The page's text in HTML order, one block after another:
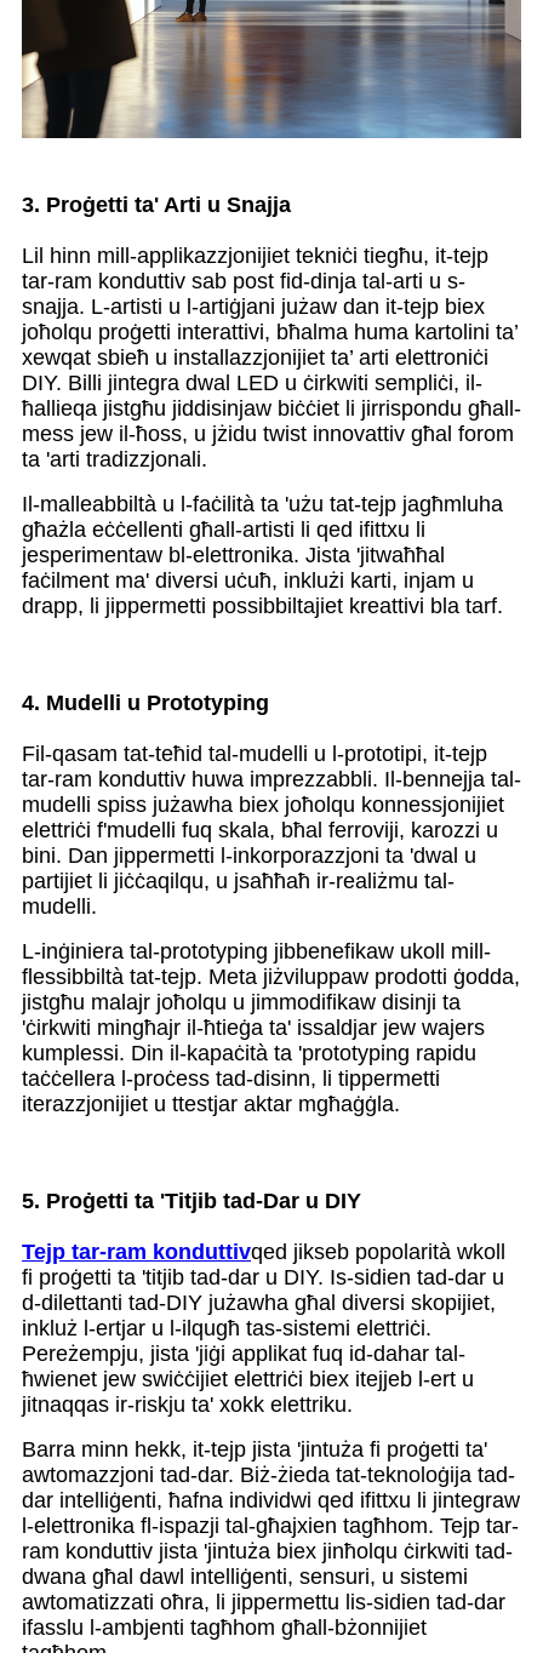
3. Proġetti ta' Arti u Snajja
Lil hinn mill-applikazzjonijiet tekniċi tiegħu, it-tejp
tar-ram konduttiv sab post fid-dinja tal-arti u s-
snajja. L-artisti u l-artiġjani jużaw dan it-tejp biex
joħolqu proġetti interattivi, bħalma huma kartolini ta’
xewqat sbieħ u installazzjonijiet ta’ arti elettroniċi
DIY. Billi jintegra dwal LED u ċirkwiti sempliċi, il-
ħallieqa jistgħu jiddisinjaw biċċiet li jirrispondu għall-
mess jew il-ħoss, u jżidu twist innovattiv għal forom
ta 'arti tradizzjonali.
Il-malleabbiltà u l-faċilità ta 'użu tat-tejp jagħmluha
għażla eċċellenti għall-artisti li qed ifittxu li
jesperimentaw bl-elettronika. Jista 'jitwaħħal
faċilment ma' diversi uċuħ, inklużi karti, injam u
drapp, li jippermetti possibbiltajiet kreattivi bla tarf.
4. Mudelli u Prototyping
Fil-qasam tat-teħid tal-mudelli u l-prototipi, it-tejp
tar-ram konduttiv huwa imprezzabbli. Il-bennejja tal-
mudelli spiss jużawha biex joħolqu konnessjonijiet
elettriċi f'mudelli fuq skala, bħal ferroviji, karozzi u
bini. Dan jippermetti l-inkorporazzjoni ta 'dwal u
partijiet li jiċċaqilqu, u jsaħħaħ ir-realiżmu tal-
mudelli.
L-inġiniera tal-prototyping jibbenefikaw ukoll mill-
flessibbiltà tat-tejp. Meta jiżviluppaw prodotti ġodda,
jistgħu malajr joħolqu u jimmodifikaw disinji ta
'ċirkwiti mingħajr il-ħtieġa ta' issaldjar jew wajers
kumplessi. Din il-kapaċità ta 'prototyping rapidu
taċċellera l-proċess tad-disinn, li tippermetti
iterazzjonijiet u ttestjar aktar mgħaġġla.
5. Proġetti ta 'Titjib tad-Dar u DIY
Tejp tar-ram konduttivqed jikseb popolarità wkoll
fi proġetti ta 'titjib tad-dar u DIY. Is-sidien tad-dar u
d-dilettanti tad-DIY jużawha għal diversi skopijiet,
inkluż l-ertjar u l-ilqugħ tas-sistemi elettriċi.
Pereżempju, jista 'jiġi applikat fuq id-dahar tal-
ħwienet jew swiċċijiet elettriċi biex itejjeb l-ert u
jitnaqqas ir-riskju ta' xokk elettriku.
Barra minn hekk, it-tejp jista 'jintuża fi proġetti ta'
awtomazzjoni tad-dar. Biż-żieda tat-teknoloġija tad-
dar intelliġenti, ħafna individwi qed ifittxu li jintegraw
l-elettronika fl-ispazji tal-għajxien tagħhom. Tejp tar-
ram konduttiv jista 'jintuża biex jinħolqu ċirkwiti tad-
dwana għal dawl intelliġenti, sensuri, u sistemi
awtomatizzati oħra, li jippermettu lis-sidien tad-dar
ifasslu l-ambjenti tagħhom għall-bżonnijiet